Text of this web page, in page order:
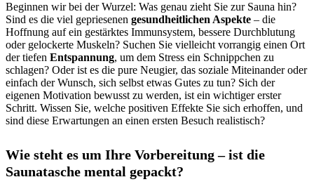
Beginnen wir bei der Wurzel: Was genau zieht Sie zur Sauna hin?
Sind es die viel gepriesenen gesundheitlichen Aspekte – die
Hoffnung auf ein gestärktes Immunsystem, bessere Durchblutung
oder gelockerte Muskeln? Suchen Sie vielleicht vorrangig einen Ort
der tiefen Entspannung, um dem Stress ein Schnippchen zu
schlagen? Oder ist es die pure Neugier, das soziale Miteinander oder
einfach der Wunsch, sich selbst etwas Gutes zu tun? Sich der
eigenen Motivation bewusst zu werden, ist ein wichtiger erster
Schritt. Wissen Sie, welche positiven Effekte Sie sich erhoffen, und
sind diese Erwartungen an einen ersten Besuch realistisch?
Wie steht es um Ihre Vorbereitung – ist die
Saunatasche mental gepackt?